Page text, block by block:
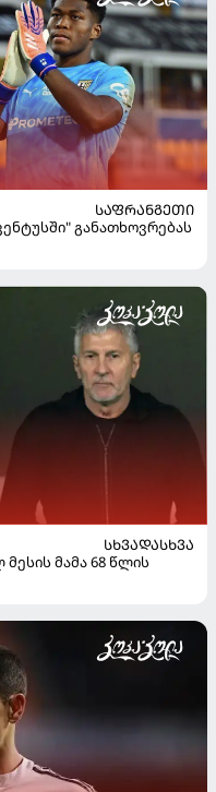
ᲡᲐᲤᲠᲐᲜᲒᲔᲗᲘ
განათხოვრებას
ᲡᲮᲕᲐᲓᲐᲡᲮᲕᲐ
მამა 68 წლის